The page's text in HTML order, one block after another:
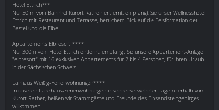
Hotel Ettrich***
Nur 50 m vom Bahnhof Kurort Rathen entfernt, empfängt Sie unser Wellnesshotel
Ettrich mit Restaurant und Terrasse, herrlichem Blick auf die Felsformation der
Bastei und die Elbe.
Appartements Elbresort ****
Nur 300m vom Hotel Ettrich entfernt, empfängt Sie unsere Appartement-Anlage
"elbresort" mit 16 exklusiven Appartements für 2 bis 4 Personen, für Ihren Urlaub
in der Sächsischen Schweiz.
Lanhaus Weißig-Ferienwohnungen****
In unseren Landhaus-Ferienwohnungen in sonnenverwöhnter Lage oberhalb vom
Kurort Rathen, heißen wir Stammgäste und Freunde des Elbsandsteingebirges
willkommen.